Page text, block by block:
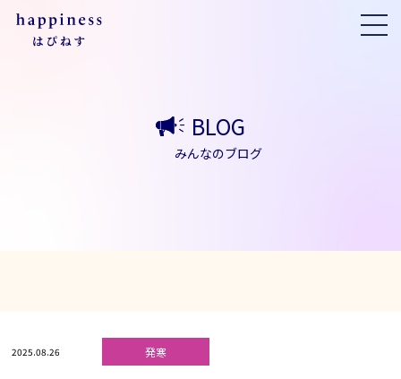
BLOG
みんなのブログ
2025.08.26 発寒